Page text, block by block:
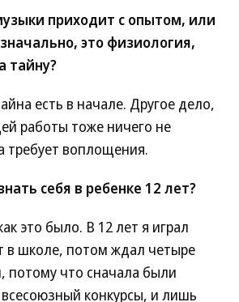
приходит с опытом, или
это физиология,
тайну?
есть в начале. Другое дело,
работы тоже ничего не
требует воплощения.
себя в ребенке 12 лет?
это было. В 12 лет я играл
в школе, потом ждал четыре
потому что сначала были
всесоюзный конкурсы, и лишь